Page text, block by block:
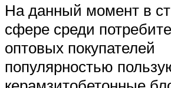
На данный момент в
сфере среди
оптовых покупателей
популярностью